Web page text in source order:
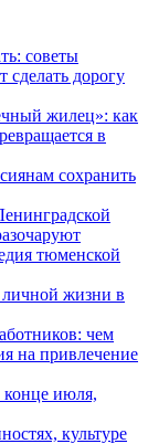
советы
дорогу
жилец»: как
в
сохранить
тюменской
личной жизни в
чем
на привлечение
конце июля,
культуре